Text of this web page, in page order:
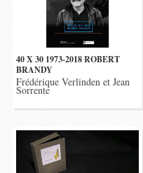
40 X 30 1973-2018 ROBERT
BRANDY
Frédérique Verlinden et Jean
Sorrente